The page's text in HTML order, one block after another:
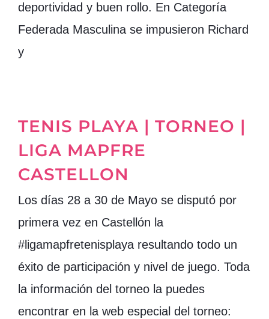
deportividad y buen rollo. En Categoría
Federada Masculina se impusieron Richard
y
TENIS PLAYA | TORNEO |
LIGA MAPFRE
CASTELLON
Los días 28 a 30 de Mayo se disputó por
primera vez en Castellón la
#ligamapfretenisplaya resultando todo un
éxito de participación y nivel de juego. Toda
la información del torneo la puedes
encontrar en la web especial del torneo: